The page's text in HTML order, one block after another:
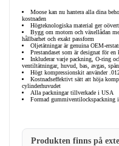
Moose kan nu hantera alla dina
kostnaden
Högteknologiska material ger
Bygg om motorn och växellådan
hållbarhet och exakt passform
Oljetätningar är genuina OEM-
Prestandaset som är designat för
Inkluderar varje packning, O-ring
ventiltätningar, huvud, bas, avgas,
Högt kompressionskit använder
Kostnadseffektivt sätt att höja
cylinderhuvudet
Alla packningar tillverkade i USA
Formad gummiventilockspackning
Produkten finns på